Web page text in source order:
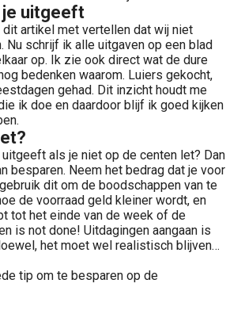
je uitgeeft
dit artikel met vertellen dat wij niet
Nu schrijf ik alle uitgaven op een blad
op. Ik zie ook direct wat de dure
bedenken waarom. Luiers gekocht,
gehad. Dit inzicht houdt me
ik doe en daardoor blijf ik goed kijken
als je niet op de centen let? Dan
besparen. Neem het bedrag dat je voor
dit om de boodschappen van te
de voorraad geld kleiner wordt, en
tot het einde van de week of de
is not done! Uitdagingen aangaan is
het moet wel realistisch blijven…
tip om te besparen op de